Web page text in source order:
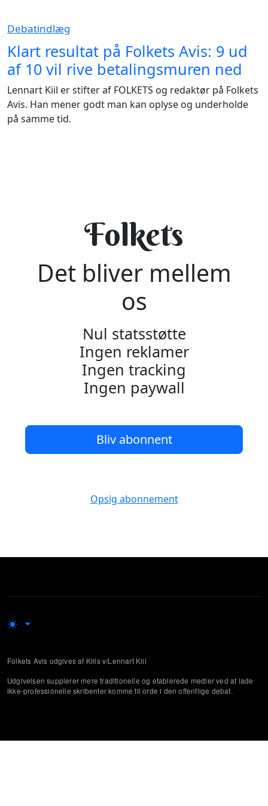
Debatindlæg
Klart resultat på Folkets Avis: 9 ud
af 10 vil rive betalingsmuren ned
Lennart Kiil er stifter af FOLKETS og redaktør på Folkets
Avis. Han mener godt man kan oplyse og underholde
på samme tid.
Folkets
Det bliver mellem
os
Nul statsstøtte
Ingen reklamer
Ingen tracking
Ingen paywall
Bliv abonnent
Opsig abonnement
Folkets Avis udgives af Kiils v/Lennart Kiil
Udgivelsen supplerer mere traditionelle og etablerede medier ved at lade
ikke-professionelle skribenter komme til orde i den offentlige debat.